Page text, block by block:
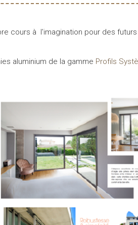
cours à l'imagination pour des
aluminium de la gamme Profils